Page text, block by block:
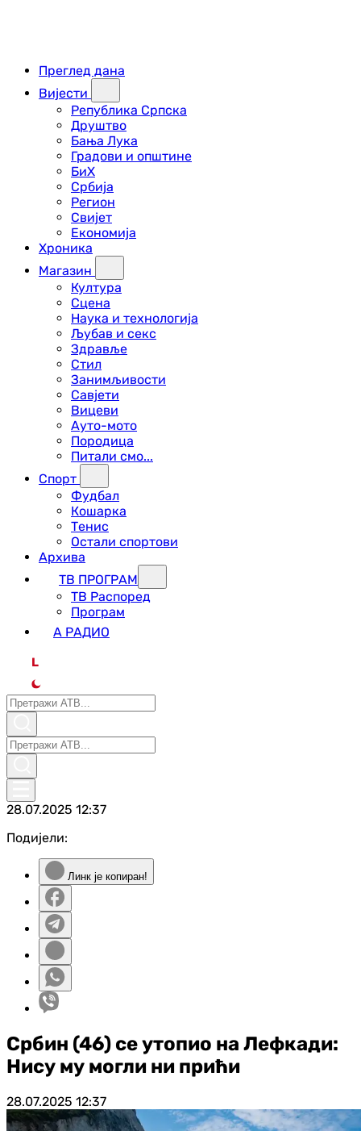
Преглед дана
Вијести
Република Српска
Друштво
Бања Лука
Градови и општине
БиХ
Србија
Регион
Свијет
Економија
Хроника
Магазин
Култура
Сцена
Наука и технологија
Љубав и секс
Здравље
Стил
Занимљивости
Савјети
Вицеви
Ауто-мото
Породица
Питали смо...
Спорт
Фудбал
Кошарка
Тенис
Остали спортови
Архива
ТВ ПРОГРАМ
ТВ Распоред
Програм
А РАДИО
L
28.07.2025 12:37
Подијели:
Линк је копиран!
Србин (46) се утопио на Лефкади:
Нису му могли ни прићи
28.07.2025 12:37